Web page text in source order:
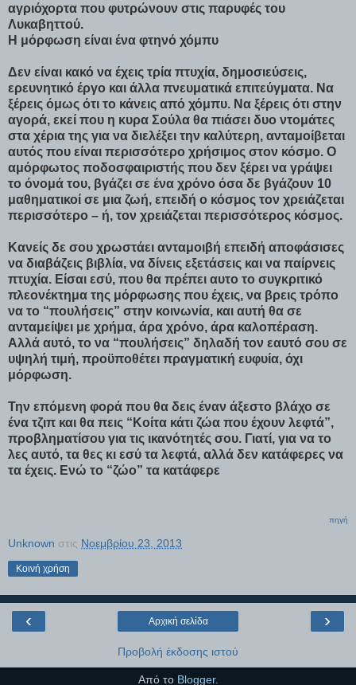
αγριόχορτα που φυτρώνουν στις παρυφές του
Λυκαβηττού.
Η μόρφωση είναι ένα φτηνό χόμπυ
Δεν είναι κακό να έχεις τρία πτυχία, δημοσιεύσεις,
ερευνητικό έργο και άλλα πνευματικά επιτεύγματα. Να
ξέρεις όμως ότι το κάνεις από χόμπυ. Να ξέρεις ότι στην
αγορά, εκεί που η κυρα Σούλα θα πιάσει δυο ντομάτες
στα χέρια της για να διελέξει την καλύτερη, ανταμοίβεται
αυτός που είναι περισσότερο χρήσιμος στον κόσμο. Ο
αμόρφωτος ποδοσφαιριστής που δεν ξέρει να γράψει
το όνομά του, βγάζει σε ένα χρόνο όσα δε βγάζουν 10
μαθηματικοί σε μια ζωή, επειδή ο κόσμος τον χρειάζεται
περισσότερο – ή, τον χρειάζεται περισσότερος κόσμος.
Κανείς δε σου χρωστάει ανταμοιβή επειδή αποφάσισες
να διαβάζεις βιβλία, να δίνεις εξετάσεις και να παίρνεις
πτυχία. Είσαι εσύ, που θα πρέπει αυτο το συγκριτικό
πλεονέκτημα της μόρφωσης που έχεις, να βρεις τρόπο
να το “πουλήσεις” στην κοινωνία, και αυτή θα σε
ανταμείψει με χρήμα, άρα χρόνο, άρα καλοπέραση.
Αλλά αυτό, το να “πουλήσεις” δηλαδή τον εαυτό σου σε
υψηλή τιμή, προϋποθέτει πραγματική ευφυία, όχι
μόρφωση.
Την επόμενη φορά που θα δεις έναν άξεστο βλάχο σε
ένα τζιπ και θα πεις “Κοίτα κάτι ζώα που έχουν λεφτά”,
προβληματίσου για τις ικανότητές σου. Γιατί, για να το
λες αυτό, τα θες κι εσύ τα λεφτά, αλλά δεν κατάφερες να
τα έχεις. Ενώ το “ζώο” τα κατάφερε
πηγή
Unknown στις Νοεμβρίου 23, 2013
Κοινή χρήση
‹ ›
Αρχική σελίδα
Προβολή έκδοσης ιστού
Από το Blogger.